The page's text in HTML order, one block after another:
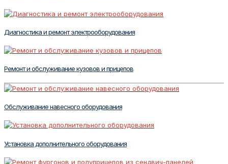
Диагностика и ремонт электрооборудования
Ремонт и обслуживание кузовов и прицепов
Обслуживание навесного оборудования
Установка дополнительного оборудования